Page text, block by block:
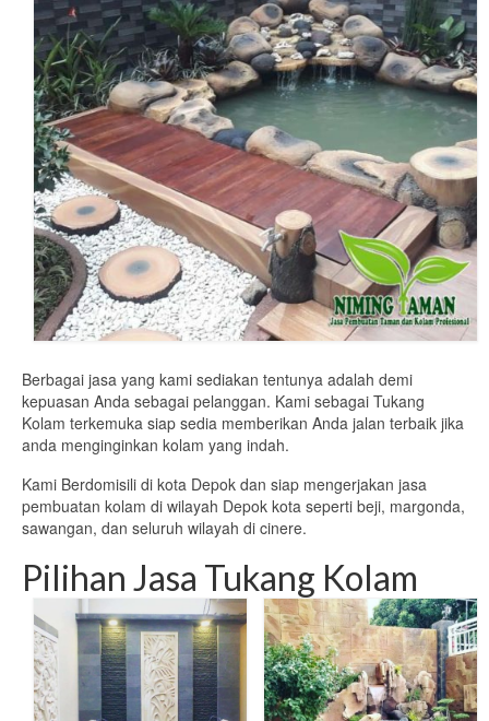
Berbagai jasa yang kami sediakan tentunya adalah demi
kepuasan Anda sebagai pelanggan. Kami sebagai Tukang
Kolam terkemuka siap sedia memberikan Anda jalan terbaik jika
anda menginginkan kolam yang indah.
Kami Berdomisili di kota Depok dan siap mengerjakan jasa
pembuatan kolam di wilayah Depok kota seperti beji, margonda,
sawangan, dan seluruh wilayah di cinere.
Pilihan Jasa Tukang Kolam